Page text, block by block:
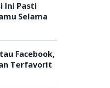
Ini Pasti
Selama
Facebook,
Terfavorit